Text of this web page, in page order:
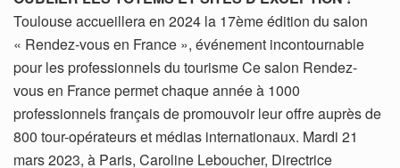
Toulouse accueillera en 2024 la 17ème édition du salon
« Rendez-vous en France », événement incontournable
pour les professionnels du tourisme Ce salon Rendez-
vous en France permet chaque année à 1000
professionnels français de promouvoir leur offre auprès de
800 tour-opérateurs et médias internationaux. Mardi 21
mars 2023, à Paris, Caroline Leboucher, Directrice